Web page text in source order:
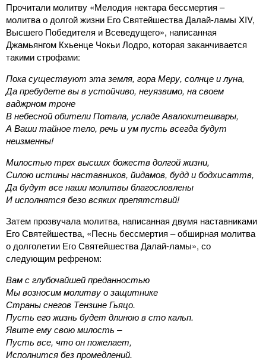
Прочитали молитву «Мелодия нектара бессмертия –
молитва о долгой жизни Его Святейшества Далай-ламы XIV,
Высшего Победителя и Всеведущего», написанная
Джамьянгом Кхьенце Чокьи Лодро, которая заканчивается
такими строфами:
Пока существуют эта земля, гора Меру, солнце и луна,
Да пребудете вы в устойчиво, неуязвимо, на своем
ваджрном троне
В небесной обители Потала, усладе Авалокитешвары,
А Ваши тайное тело, речь и ум пусть всегда будут
неизменны!
Милостью трех высших божеств долгой жизни,
Силою истины наставников, йидамов, будд и бодхисаттв,
Да будут все наши молитвы благословлены
И исполнятся безо всяких препятствий!
Затем прозвучала молитва, написанная двумя наставниками
Его Святейшества, «Песнь бессмертия – обширная молитва
о долголетии Его Святейшества Далай-ламы», со
следующим рефреном:
Вам с глубочайшей преданностью
Мы возносим молитву о защитнике
Страны снегов Тензине Гьяцо.
Пусть его жизнь будет длиною в сто кальп.
Явите ему свою милость –
Пусть все, что он пожелает,
Исполнится без промедлений.